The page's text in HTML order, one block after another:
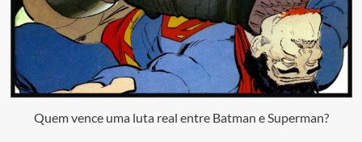
Quem vence uma luta real entre Batman e Superman?